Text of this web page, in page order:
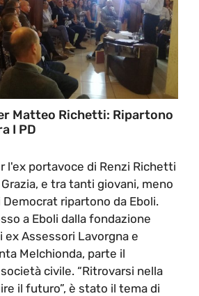
Matteo Richetti: Ripartono
I PD
l'ex portavoce di Renzi Richetti
e tra tanti giovani, meno
ripartono da Eboli.
a Eboli dalla fondazione
ex Assessori Lavorgna e
Melchionda, parte il
civile. “Ritrovarsi nella
il futuro”, è stato il tema di